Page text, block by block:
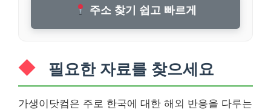
주소 찾기 쉽고 빠르게
필요한 자료를 찾으세요
가생이닷컴은 주로 한국에 대한 해외 반응을 다루는